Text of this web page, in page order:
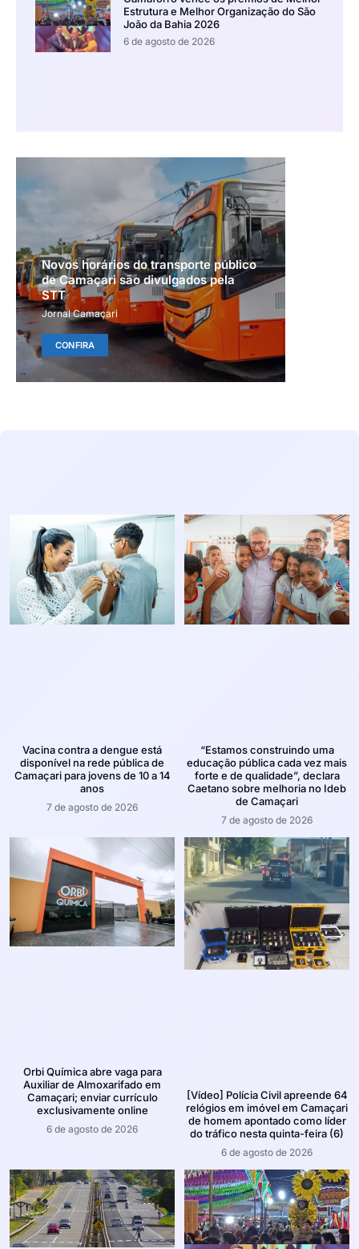
Estrutura e Melhor Organização do São
João da Bahia 2026
6 de agosto de 2026
Novos horários do transporte público
de Camaçari são divulgados pela
STT
Jornal Camaçari
CONFIRA
Vacina contra a dengue está
disponível na rede pública de
Camaçari para jovens de 10 a 14
anos
7 de agosto de 2026
“Estamos construindo uma
educação pública cada vez mais
forte e de qualidade”, declara
Caetano sobre melhoria no Ideb
de Camaçari
7 de agosto de 2026
Orbi Química abre vaga para
Auxiliar de Almoxarifado em
Camaçari; enviar currículo
exclusivamente online
6 de agosto de 2026
[Vídeo] Polícia Civil apreende 64
relógios em imóvel em Camaçari
de homem apontado como líder
do tráfico nesta quinta-feira (6)
6 de agosto de 2026